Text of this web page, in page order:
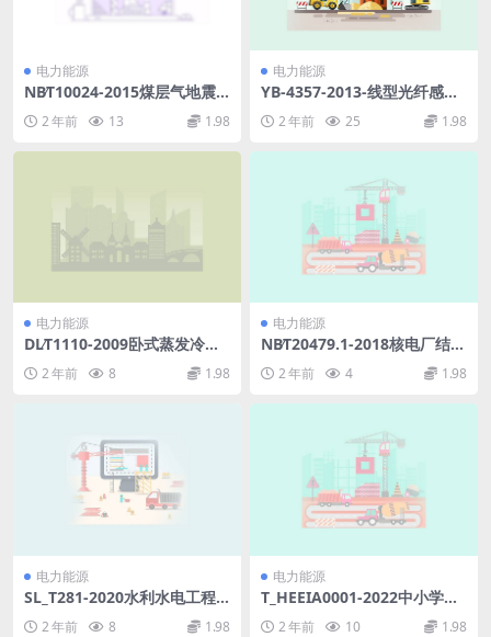
电力能源
NB∕T10024-2015煤层气地震
B)pdf
2 年前 13 1.98
电力能源
YB-4357-2013-线型光纤感温
规范.pdf
2 年前 25 1.98
电力能源
DL∕T1110-2009卧式蒸发冷却
电机基本技术条件(2.7MB)pdf
2 年前 8 1.98
电力能源
NB∕T20479.1-2018核电厂结构
模块和机械模块焊缝无损检测
第1部分：超声检测(17.6MB)
2 年前 4 1.98
电力能源
SL_T281-2020水利水电工程
2 年前 8 1.98
电力能源
T_HEEIA0001-2022中小学及
幼儿园教室照明验收规范.pdf
2 年前 10 1.98